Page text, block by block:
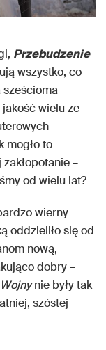
Przebudzenie
wszystko, co
wielu ze
mogło to
–
od wielu lat?
wierny
oddzieliło się od
nową,
dobry –
nie były tak
szóstej